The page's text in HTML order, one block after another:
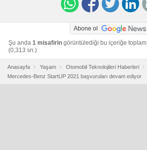
Abone ol
Şu anda 1 misafirin görüntülediği bu içeriğe toplam
(0,313 sn.)
Anasayfa Yaşam
Otomobil Teknolojileri Haberleri
Mercedes-Benz StartUP 2021 başvuruları devam ediyor